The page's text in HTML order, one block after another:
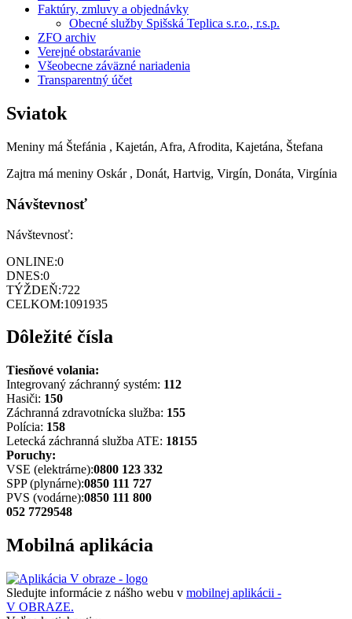
Faktúry, zmluvy a objednávky
Obecné služby Spišská Teplica s.r.o., r.s.p.
ZFO archiv
Verejné obstarávanie
Všeobecne záväzné nariadenia
Transparentný účet
Sviatok
Meniny má Štefánia , Kajetán, Afra, Afrodita, Kajetána, Štefana
Zajtra má meniny Oskár , Donát, Hartvig, Virgín, Donáta, Virgínia
Návštevnosť
Návštevnosť:
ONLINE:0
DNES:0
TÝŽDEŇ:722
CELKOM:1091935
Dôležité čísla
Tiesňové volania:
Integrovaný záchranný systém: 112
Hasiči: 150
Záchranná zdravotnícka služba: 155
Polícia: 158
Letecká záchranná služba ATE: 18155
Poruchy:
VSE (elektrárne):0800 123 332
SPP (plynárne):0850 111 727
PVS (vodárne):0850 111 800
052 7729548
Mobilná aplikácia
Sledujte informácie z nášho webu v mobilnej aplikácii -
V OBRAZE.